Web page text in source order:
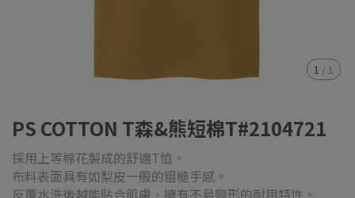
1 / 1
PS COTTON T森&熊短棉T#2104721
採用上等棉花製成的舒適T恤。
布料表面具有如梨皮一般的粗糙手感。
反覆水洗後越能貼合肌膚，擁有不易變形的耐用特性。